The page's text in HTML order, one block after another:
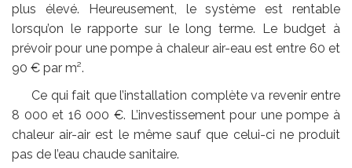
plus élevé. Heureusement, le système est rentable
lorsqu’on le rapporte sur le long terme. Le budget à
prévoir pour une pompe à chaleur air-eau est entre 60 et
90 € par m².
Ce qui fait que l’installation complète va revenir entre
8 000 et 16 000 €. L’investissement pour une pompe à
chaleur air-air est le même sauf que celui-ci ne produit
pas de l’eau chaude sanitaire.